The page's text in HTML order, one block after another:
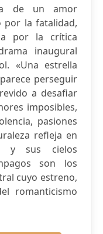
de un amor
por la fatalidad,
por la crítica
inaugural
«Una estrella
perseguir
a desafiar
imposibles,
pasiones
refleja en
y sus cielos
son los
cuyo estreno,
romanticismo